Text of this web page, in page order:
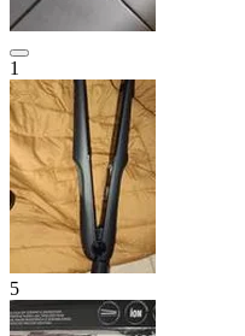
1
5